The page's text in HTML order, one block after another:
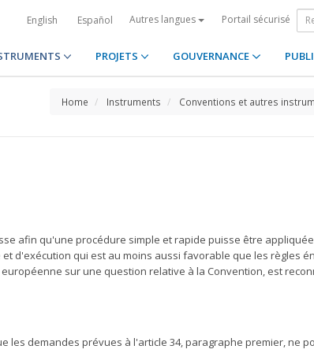
English Español Autres langues Portail sécurisé
PROJETS GOUVERNANCE
Home Instruments Conventions et autres
afin qu'une procédure simple et rapide puisse être
d'exécution qui est au moins aussi favorable que les règles
sur une question relative à la Convention, est
les demandes prévues à l'article 34, paragraphe premier, ne